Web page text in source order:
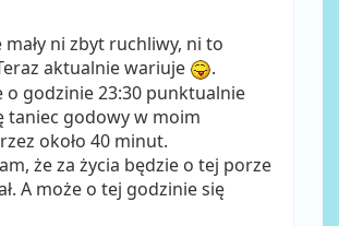
mały ni zbyt ruchliwy, ni to
aktualnie wariuje
.
o godzinie 23:30 punktualnie
taniec godowy w moim
około 40 minut.
że za życia będzie o tej porze
A może o tej godzinie się